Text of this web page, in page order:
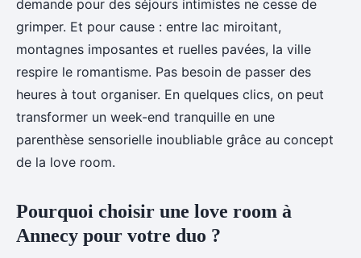
Éléanore• 26/05/2026 07:07•10 min de lecture
demande pour des séjours intimistes ne cesse de
grimper. Et pour cause : entre lac miroitant,
montagnes imposantes et ruelles pavées, la ville
respire le romantisme. Pas besoin de passer des
heures à tout organiser. En quelques clics, on peut
transformer un week-end tranquille en une
parenthèse sensorielle inoubliable grâce au concept
de la love room.
Pourquoi choisir une love room à
Annecy pour votre duo ?